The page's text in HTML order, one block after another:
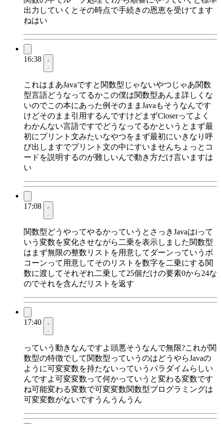
出力していくとその時点で手続きの恩恵を受けてます
ねはい
16:38
これはまあJavaですと関数型じゃないやつじゃあ関数
型言語どうなってるかこの僕は関数型あんま詳しくな
いのでこの本にあった例そのままJavaもそうなんです
けどそのまま引用するんですけどまずCloserってよく
わかんない言語ですでどうなってるかというとまず最
初にプリント文みたいなやつをまず最初にいきなり呼
び出しますでプリント文の中にすいませんちょっとコ
ードを説明するのが難しいんで動き方だけ言いますは
い
17:08
関数型どうやってやるかっていうとさっきJavaはiって
いう変数を変化させながら二乗を表示しました関数型
はまず無限の整数リストを用意してダーンっていうボ
コーンって用意してそのリストを数字を二乗にする関
数に渡してそれぞれ二乗して25個だけの要素0から24な
のでそれを含んだリストを返す
17:40
っていう動きなんですよ頭悪そうなんで無限?これが関
数型の特徴でして関数型っていうのはどうやらJavaの
ように可変変数を持たないっていうパラダイムらしい
んですよ可変変数って何かっていうと変わる変数です
ね可能変わる変数で可変変数関数型プログラミングは
可変変数がないですうんうんうん